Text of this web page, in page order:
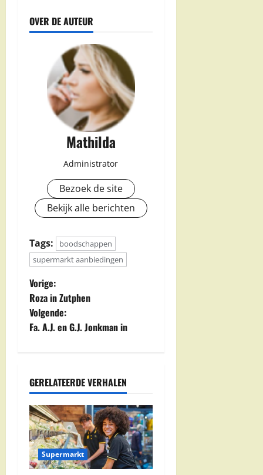
OVER DE AUTEUR
Mathilda
Administrator
Bezoek de site
Bekijk alle berichten
Tags:
boodschappen
supermarkt aanbiedingen
B
e
r
c
h
t
n
Vorige:
Roza in Zutphen
Volgende:
Fa. A.J. en G.J. Jonkman in
GERELATEERDE VERHALEN
Supermarkt